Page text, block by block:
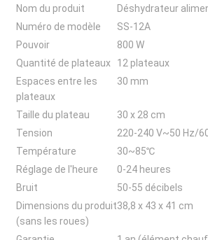
Nom du produit
Déshydrateur
Numéro de modèle
SS-12A
Pouvoir
800 W
Quantité de plateaux
12 plateaux
Espaces entre les
plateaux
30 mm
Taille du plateau
30 x 28 cm
Tension
220-240 V~50 Hz/
Température
30~85℃
Réglage de l'heure
0-24 heures
Bruit
50-55 décibels
Dimensions du produit
(sans les roues)
38,8 x 43 x 41 cm